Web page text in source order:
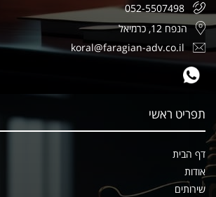
052-5507498
הנפח 12, כרמיאל
koral@faragian-adv.co.il
תפריט ראשי
דף הבית
אודות
שירותים